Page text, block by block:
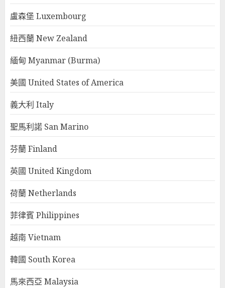
盧森堡 Luxembourg
紐西蘭 New Zealand
緬甸 Myanmar (Burma)
美國 United States of America
義大利 Italy
聖馬利諾 San Marino
芬蘭 Finland
英國 United Kingdom
荷蘭 Netherlands
菲律賓 Philippines
越南 Vietnam
韓國 South Korea
馬來西亞 Malaysia